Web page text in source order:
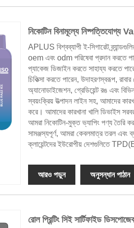
নিকোটিন বিনামূল্যে
APLUS বিশ্বব্যাপী ই-সিগারেট
oem এবং odm পরিষেবা প্রদান করতে
প্যাকেজ ডিজাইন করতে সাহায্য করতে
চিকিত্সা করতে পারেন, উদাহরণস্বরূপ,
অ্যানোডাইজেশন, গ্রেডিয়েন্ট রঙ এবং
স্বয়ংক্রিয় উত্পাদন লাইন সহ, আমাদের
করে। আমাদের কারখানা খালি ডিভাইস
আমরা নিকোটিন-মুক্ত ভ্যাপিং পণ্য
সামঞ্জস্যপূর্ণ, আমরা কেবলমাত্র তরল এবং
ক্লায়েন্টদের ইউরোপীয় দেশগুলিতে
আরও পড়ুন অনুসন্ধান পাঠান
রোল প্রিন্টিং সিই সার্টিফাইড